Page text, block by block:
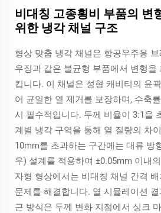
비대칭 고종횡비 부품의 변
위한 냉각 채널 구조
형상 맞춤 냉각 채널은 항공우주용
우징과 같은 불균형 부품에서 변형을
킵니다. 이 채널은 성형 캐비티의 윤
어 균일한 열 제거를 보장하며, 수축
시 필수적입니다. 두께 비율이 3:1을
계별 냉각 구역을 통해 열 질량의 차
10mm를 초과하는 구간에는 대류 방
우) 설계를 적용하여 ±0.05mm 이내
자형 형상에서는 비대칭 채널 간격
문제를 해결합니다. 열 시뮬레이션
근 방식은 두께 변화 지점에서 싱크